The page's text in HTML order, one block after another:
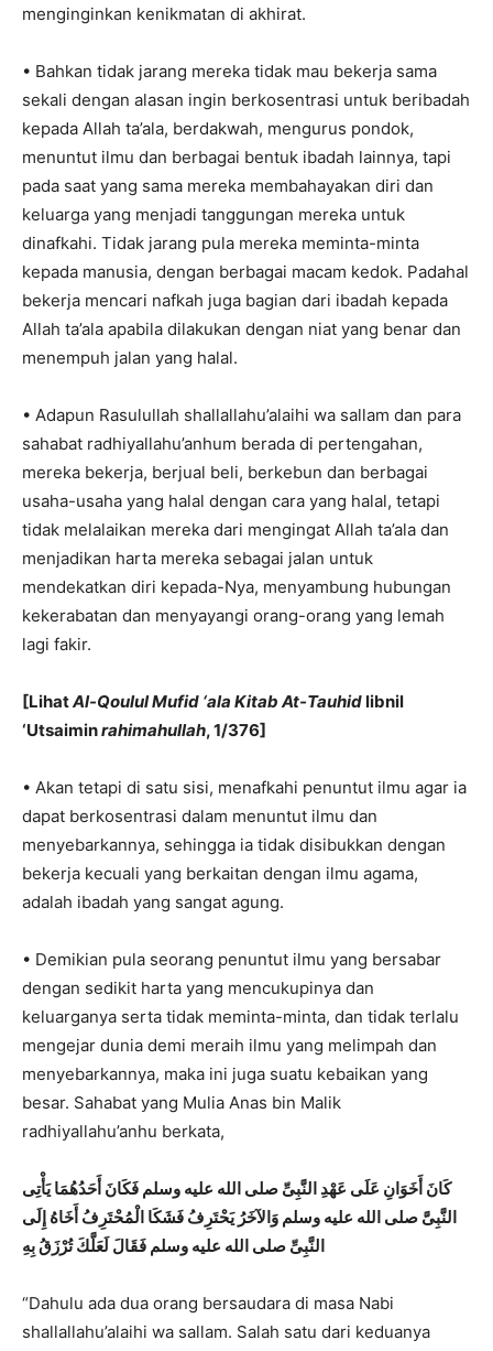
menginginkan kenikmatan di akhirat.
• Bahkan tidak jarang mereka tidak mau bekerja sama
sekali dengan alasan ingin berkosentrasi untuk beribadah
kepada Allah ta’ala, berdakwah, mengurus pondok,
menuntut ilmu dan berbagai bentuk ibadah lainnya, tapi
pada saat yang sama mereka membahayakan diri dan
keluarga yang menjadi tanggungan mereka untuk
dinafkahi. Tidak jarang pula mereka meminta-minta
kepada manusia, dengan berbagai macam kedok. Padahal
bekerja mencari nafkah juga bagian dari ibadah kepada
Allah ta’ala apabila dilakukan dengan niat yang benar dan
menempuh jalan yang halal.
• Adapun Rasulullah shallallahu’alaihi wa sallam dan para
sahabat radhiyallahu’anhum berada di pertengahan,
mereka bekerja, berjual beli, berkebun dan berbagai
usaha-usaha yang halal dengan cara yang halal, tetapi
tidak melalaikan mereka dari mengingat Allah ta’ala dan
menjadikan harta mereka sebagai jalan untuk
mendekatkan diri kepada-Nya, menyambung hubungan
kekerabatan dan menyayangi orang-orang yang lemah
lagi fakir.
[LihatAl-Qoulul Mufid ‘ala Kitab At-Tauhidlibnil
‘Utsaiminrahimahullah, 1/376]
• Akan tetapi di satu sisi, menafkahi penuntut ilmu agar ia
dapat berkosentrasi dalam menuntut ilmu dan
menyebarkannya, sehingga ia tidak disibukkan dengan
bekerja kecuali yang berkaitan dengan ilmu agama,
adalah ibadah yang sangat agung.
• Demikian pula seorang penuntut ilmu yang bersabar
dengan sedikit harta yang mencukupinya dan
keluarganya serta tidak meminta-minta, dan tidak terlalu
mengejar dunia demi meraih ilmu yang melimpah dan
menyebarkannya, maka ini juga suatu kebaikan yang
besar. Sahabat yang Mulia Anas bin Malik
radhiyallahu’anhu berkata,
كَانَ أَخَوَانِ عَلَى عَهْدِ النَّبِىِّ صلى الله عليه وسلم فَكَانَ أَحَدُهُمَا يَأْتِى
النَّبِىَّ صلى الله عليه وسلم وَالآخَرُ يَحْتَرِفُ فَشَكَا الْمُحْتَرِفُ أَخَاهُ إِلَى
النَّبِىِّ صلى الله عليه وسلم فَقَالَ لَعَلَّكَ تُرْزَقُ بِهِ
“Dahulu ada dua orang bersaudara di masa Nabi
shallallahu’alaihi wa sallam. Salah satu dari keduanya